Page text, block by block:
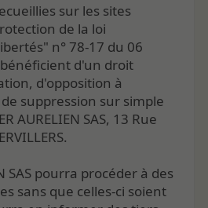
sur les sites
de la loi
n° 78-17 du 06
d'un droit
d'opposition à
suppression sur simple
AURELIEN SAS, 13 Rue
SAS pourra procéder à des
sans que celles-ci soient